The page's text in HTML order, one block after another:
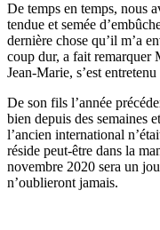
De temps en temps, nous
tendue et semée
dernière chose qu’il m’a
coup dur, a fait remarquer
Jean-Marie, s’est
De son fils l’année
bien depuis des semaines
l’ancien international
réside peut-être dans la
novembre 2020 sera un
n’oublieront jamais.